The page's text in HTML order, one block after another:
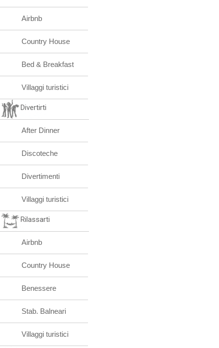
Airbnb
Country House
Bed & Breakfast
Villaggi turistici
Divertirti
After Dinner
Discoteche
Divertimenti
Villaggi turistici
Rilassarti
Airbnb
Country House
Benessere
Stab. Balneari
Villaggi turistici